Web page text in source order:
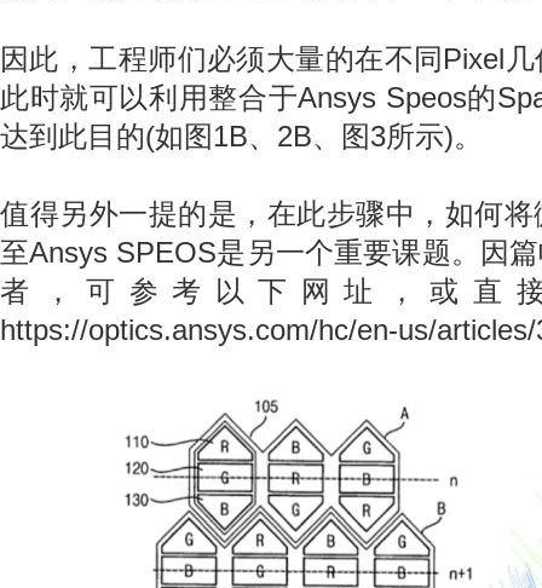
因此，工程师们必须大量的在不同Pixel
此时就可以利用整合于Ansys Speos的
达到此目的(如图1B、2B、图3所示)。
值得另外一提的是，在此步骤中，如何
至Ansys SPEOS是另一个重要课题。因
者，可参考以下网址，或直
https://optics.ansys.com/hc/en-us/